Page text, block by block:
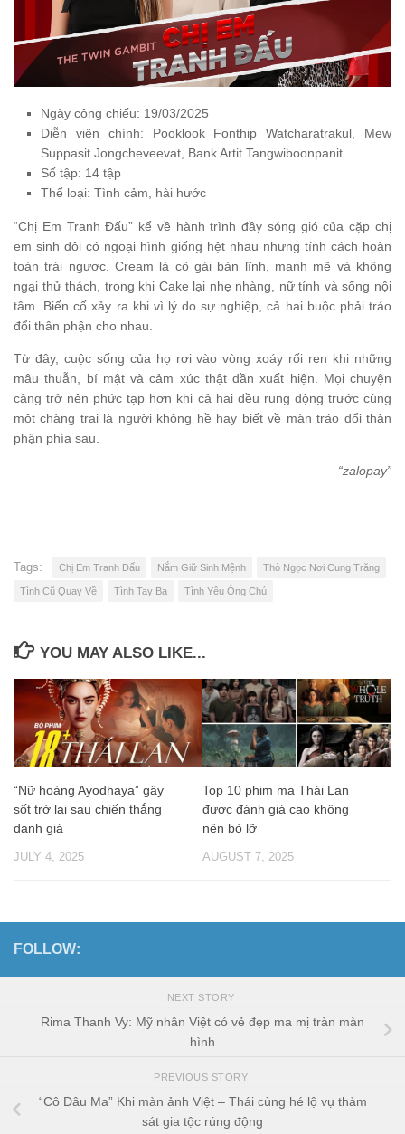
Ngày công chiếu: 19/03/2025
Diễn viên chính: Pooklook Fonthip Watcharatrakul, Mew
Suppasit Jongcheveevat, Bank Artit Tangwiboonpanit
Số tập: 14 tập
Thể loại: Tình cảm, hài hước
“Chị Em Tranh Đấu” kể về hành trình đầy sóng gió của cặp chị
em sinh đôi có ngoại hình giống hệt nhau nhưng tính cách hoàn
toàn trái ngược. Cream là cô gái bản lĩnh, mạnh mẽ và không
ngại thử thách, trong khi Cake lại nhẹ nhàng, nữ tính và sống nội
tâm. Biến cố xảy ra khi vì lý do sự nghiệp, cả hai buộc phải tráo
đổi thân phận cho nhau.
Từ đây, cuộc sống của họ rơi vào vòng xoáy rối ren khi những
mâu thuẫn, bí mật và cảm xúc thật dần xuất hiện. Mọi chuyện
càng trở nên phức tạp hơn khi cả hai đều rung động trước cùng
một chàng trai là người không hề hay biết về màn tráo đổi thân
phận phía sau.
“zalopay”
Tags: Chị Em Tranh Đấu Nắm Giữ Sinh Mệnh Thỏ Ngọc Nơi Cung Trăng
Tình Cũ Quay Về Tình Tay Ba Tình Yêu Ông Chú
YOU MAY ALSO LIKE...
“Nữ hoàng Ayodhaya” gây
sốt trở lại sau chiến thắng
danh giá
JULY 4, 2025
Top 10 phim ma Thái Lan
được đánh giá cao không
nên bỏ lỡ
AUGUST 7, 2025
FOLLOW:
NEXT STORY
Rima Thanh Vy: Mỹ nhân Việt có vẻ đẹp ma mị tràn màn
hình
PREVIOUS STORY
“Cô Dâu Ma” Khi màn ảnh Việt – Thái cùng hé lộ vụ thảm
sát gia tộc rúng động